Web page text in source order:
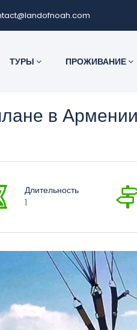
ТУРЫ ПРОЖИВАНИЕ
в Армении
Длительность
1